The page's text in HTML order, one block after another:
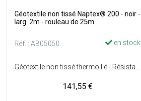
Géotextile non tissé Naptex® 200 - noir -
larg. 2m - rouleau de 25m
Réf. : AB05050 en stock
141,55 €